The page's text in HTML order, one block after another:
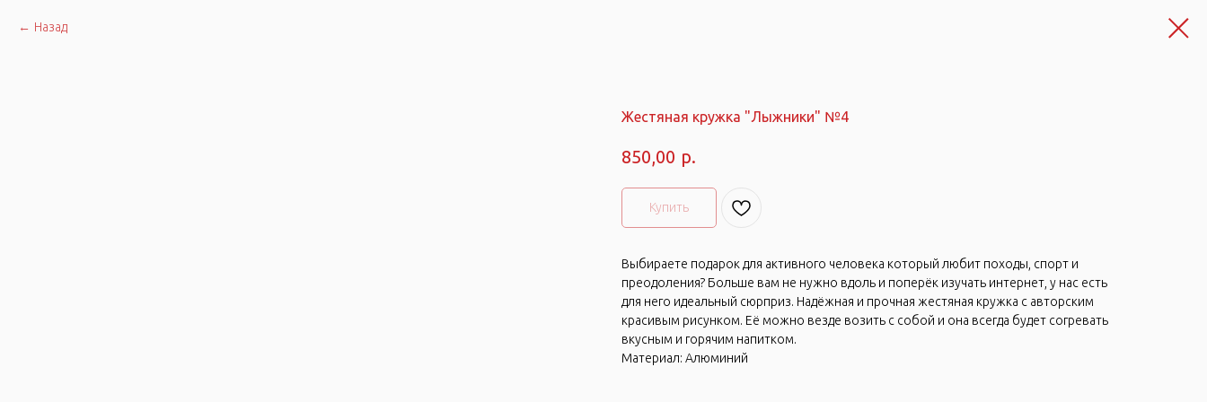
Назад
Жестяная кружка "Лыжники" №4
850,00 р.
Купить
Выбираете подарок для активного человека который любит походы, спорт и
преодоления? Больше вам не нужно вдоль и поперёк изучать интернет, у нас есть
для него идеальный сюрприз. Надёжная и прочная жестяная кружка с авторским
красивым рисунком. Её можно везде возить с собой и она всегда будет согревать
вкусным и горячим напитком.
Материал: Алюминий